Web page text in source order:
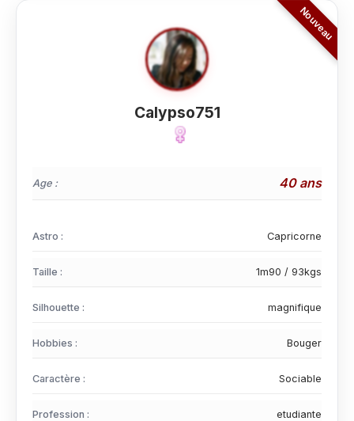
Calypso751
Age : 40 ans
Astro : Capricorne
Taille : 1m90 / 93kgs
Silhouette : magnifique
Hobbies : Bouger
Caractère : Sociable
Profession : etudiante